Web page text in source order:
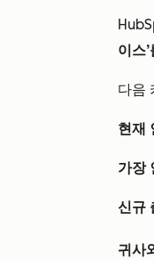
이스’
다음
현재
가장
신규
귀사